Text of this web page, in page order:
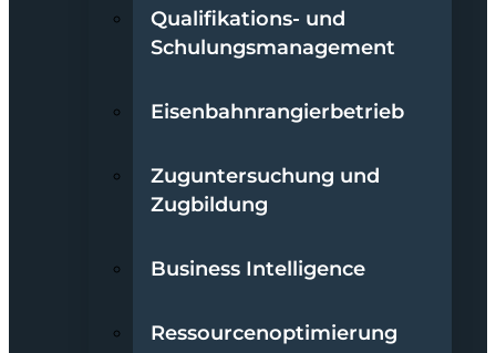
Qualifikations- und
Schulungsmanagement
Eisenbahnrangierbetrieb
Zuguntersuchung und
Zugbildung
Business Intelligence
Ressourcenoptimierung